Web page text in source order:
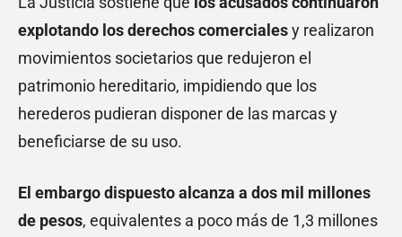
explotando los derechos comercialesy realizaron
movimientos societarios que redujeron el
patrimonio hereditario, impidiendo que los
herederos pudieran disponer de las marcas y
beneficiarse de su uso.
El embargo dispuesto alcanza a dos mil millones
de pesos, equivalentes a poco más de 1,3 millones